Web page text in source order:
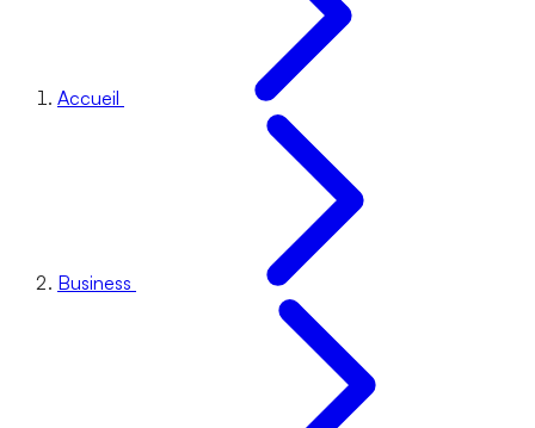
Accueil
Business